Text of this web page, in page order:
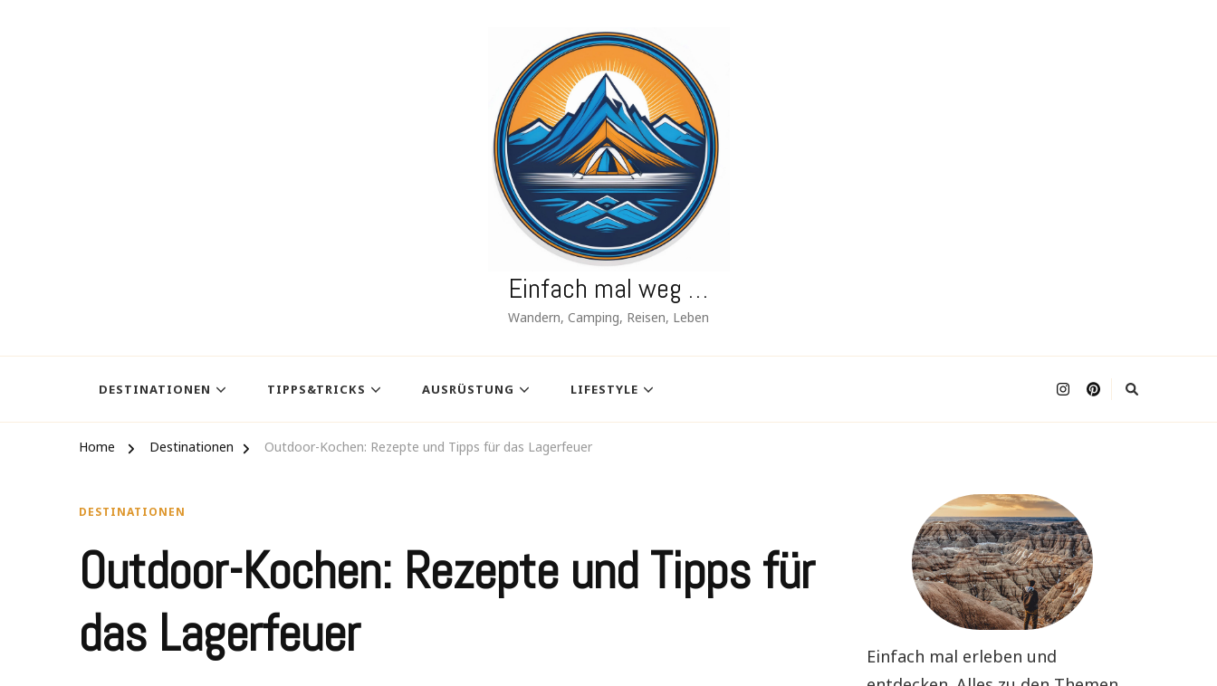
Einfach mal weg …
Wandern, Camping, Reisen, Leben
DESTINATIONEN TIPPS&TRICKS AUSRÜSTUNG LIFESTYLE
Home Destinationen Outdoor-Kochen: Rezepte und Tipps für das Lagerfeuer
DESTINATIONEN
Outdoor-Kochen: Rezepte und Tipps für
das Lagerfeuer
Einfach mal erleben und